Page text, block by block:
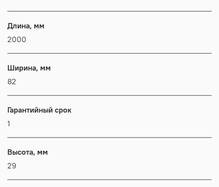
Длина, мм
2000
Ширина, мм
82
Гарантийный срок
1
Высота, мм
29